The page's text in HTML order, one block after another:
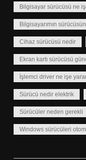
Bilgisayar sürücüsü ne
Bilgisayarımın
Cihaz sürücüsü nedir
Ekran kartı sürücüsü
İşlemci driver ne işe
Sürücü nedir elektrik
Sürücüler neden gerekli
Windows sürücüleri